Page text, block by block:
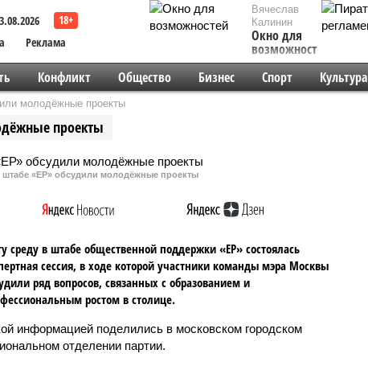
Реклама
Вячеслав
Калинин
Окно для
возможностей
Конфликт Общество Бизнес Спорт Культура
молодёжные проекты
проекты
«ЕР» обсудили молодёжные проекты
среду в штабе общественной поддержки «ЕР» состоялась
сессия, в ходе которой участники команды мэра Москвы
ряд вопросов, связанных с образованием и
ростом в столице.
информацией поделились в московском городском
отделении партии.